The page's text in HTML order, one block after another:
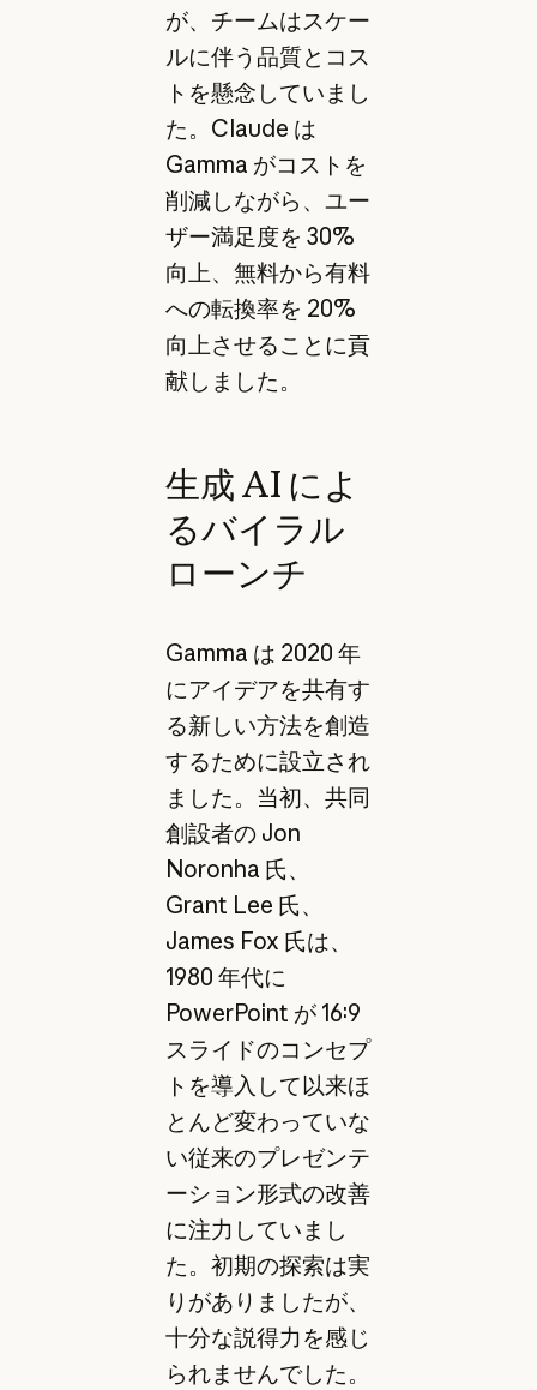
が、チームはスケー
ルに伴う品質とコス
トを懸念していまし
た。Claude は
Gamma がコストを
削減しながら、ユー
ザー満足度を 30%
向上、無料から有料
への転換率を 20%
向上させることに貢
献しました。
生成 AI によ
るバイラル
ローンチ
Gamma は 2020 年
にアイデアを共有す
る新しい方法を創造
するために設立され
ました。当初、共同
創設者の Jon
Noronha 氏、
Grant Lee 氏、
James Fox 氏は、
1980 年代に
PowerPoint が 16:9
スライドのコンセプ
トを導入して以来ほ
とんど変わっていな
い従来のプレゼンテ
ーション形式の改善
に注力していまし
た。初期の探索は実
りがありましたが、
十分な説得力を感じ
られませんでした。